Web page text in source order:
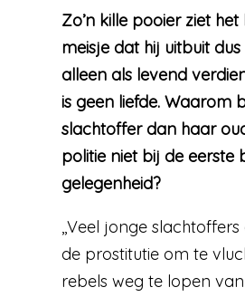
Zo’n kille pooier ziet
meisje dat hij uitbuit
alleen als levend
is geen liefde. Waarom
slachtoffer dan haar
politie niet bij de eerste
gelegenheid?
,,Veel jonge
de prostitutie om te
rebels weg te lopen van